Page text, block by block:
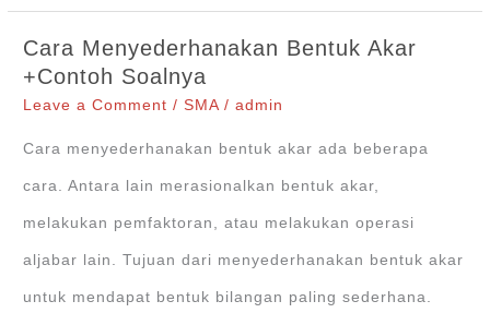
Cara
Menyelesaikannya?
Cara Menyederhanakan Bentuk Akar
+Contoh Soalnya
Leave a Comment /SMA/admin
Cara menyederhanakan bentuk akar ada beberapa
cara. Antara lain merasionalkan bentuk akar,
melakukan pemfaktoran, atau melakukan operasi
aljabar lain. Tujuan dari menyederhanakan bentuk akar
untuk mendapat bentuk bilangan paling sederhana.